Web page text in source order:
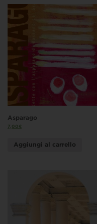
Asparago
7,00€
Aggiungi al carrello